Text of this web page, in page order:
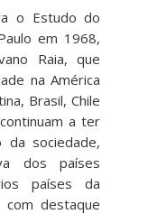
o Estudo do
em 1968,
Raia, que
na América
Brasil, Chile
a ter
da sociedade,
dos países
países da
com destaque